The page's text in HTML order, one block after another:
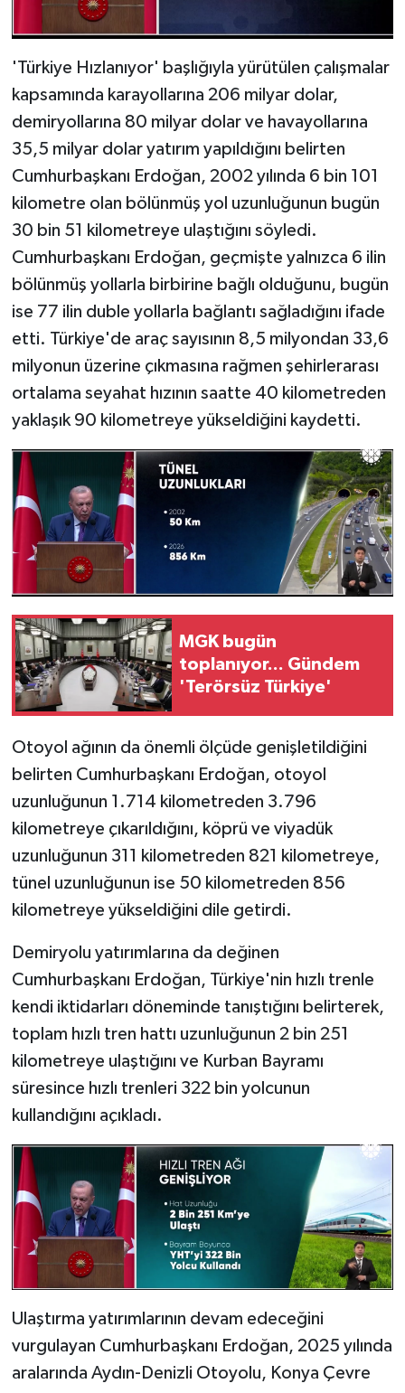
'Türkiye Hızlanıyor' başlığıyla yürütülen çalışmalar
kapsamında karayollarına 206 milyar dolar,
demiryollarına 80 milyar dolar ve havayollarına
35,5 milyar dolar yatırım yapıldığını belirten
Cumhurbaşkanı Erdoğan, 2002 yılında 6 bin 101
kilometre olan bölünmüş yol uzunluğunun bugün
30 bin 51 kilometreye ulaştığını söyledi.
Cumhurbaşkanı Erdoğan, geçmişte yalnızca 6 ilin
bölünmüş yollarla birbirine bağlı olduğunu, bugün
ise 77 ilin duble yollarla bağlantı sağladığını ifade
etti. Türkiye'de araç sayısının 8,5 milyondan 33,6
milyonun üzerine çıkmasına rağmen şehirlerarası
ortalama seyahat hızının saatte 40 kilometreden
yaklaşık 90 kilometreye yükseldiğini kaydetti.
MGK bugün
toplanıyor... Gündem
'Terörsüz Türkiye'
Otoyol ağının da önemli ölçüde genişletildiğini
belirten Cumhurbaşkanı Erdoğan, otoyol
uzunluğunun 1.714 kilometreden 3.796
kilometreye çıkarıldığını, köprü ve viyadük
uzunluğunun 311 kilometreden 821 kilometreye,
tünel uzunluğunun ise 50 kilometreden 856
kilometreye yükseldiğini dile getirdi.
Demiryolu yatırımlarına da değinen
Cumhurbaşkanı Erdoğan, Türkiye'nin hızlı trenle
kendi iktidarları döneminde tanıştığını belirterek,
toplam hızlı tren hattı uzunluğunun 2 bin 251
kilometreye ulaştığını ve Kurban Bayramı
süresince hızlı trenleri 322 bin yolcunun
kullandığını açıkladı.
Ulaştırma yatırımlarının devam edeceğini
vurgulayan Cumhurbaşkanı Erdoğan, 2025 yılında
aralarında Aydın-Denizli Otoyolu, Konya Çevre